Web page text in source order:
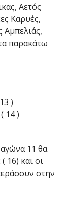
Αετός
Καρυές,
παρακάτω
)
14 )
11 θα
16) και οι
στην